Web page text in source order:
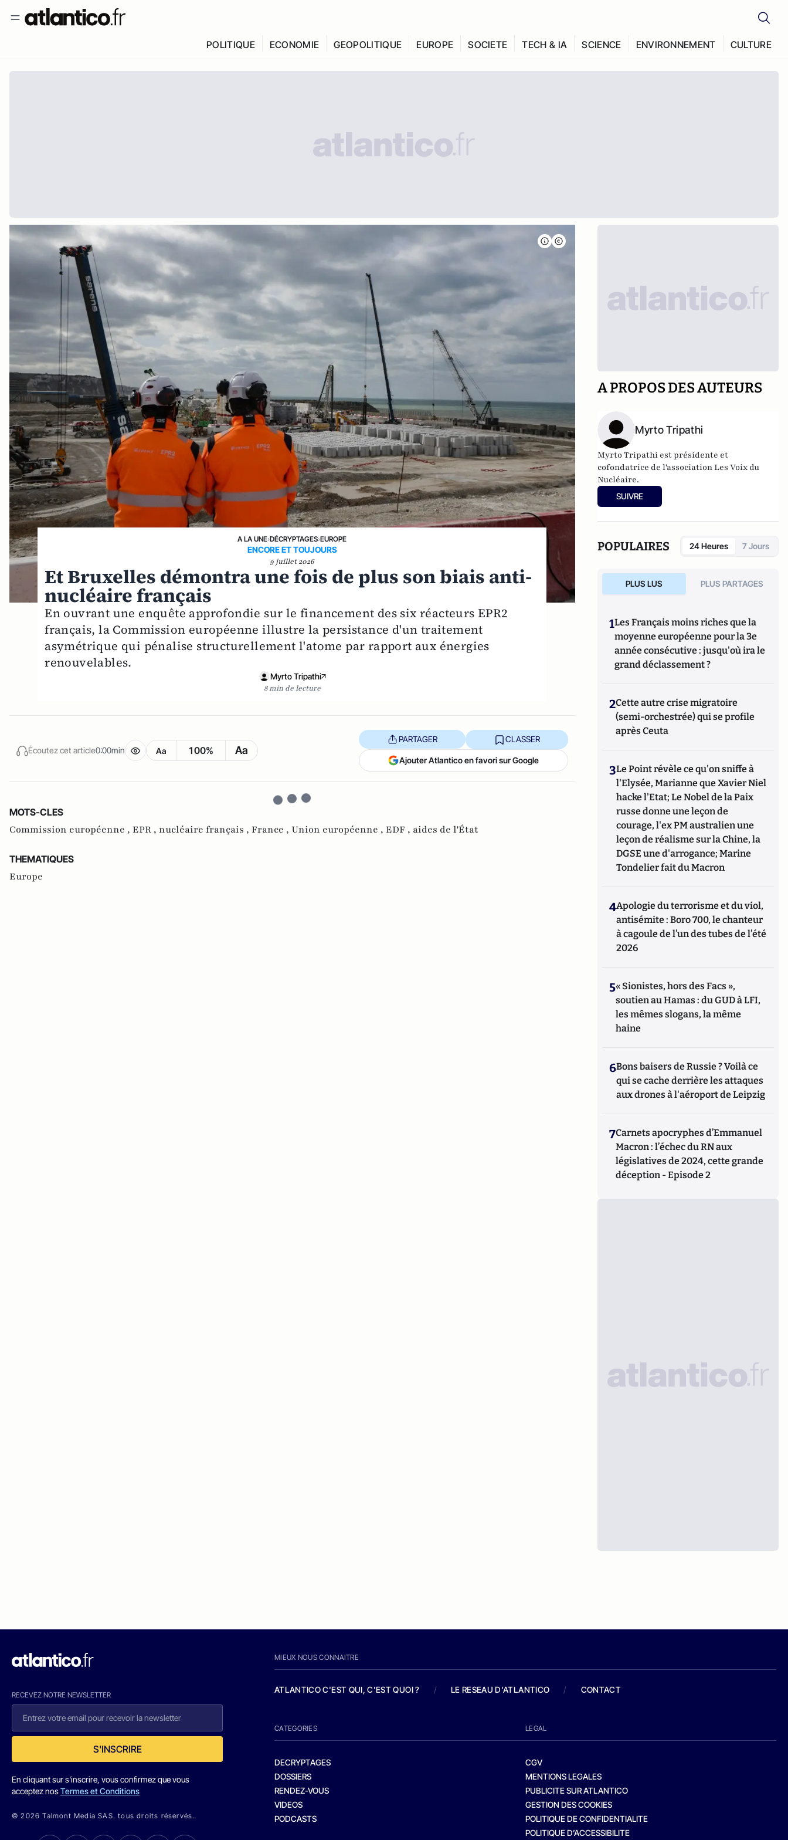
POLITIQUE ECONOMIE GEOPOLITIQUE EUROPE SOCIETE TECH & IA SCIENCE ENVIRONNEMENT CULTURE
A LA UNE›DÉCRYPTAGES›EUROPE
ENCORE ET TOUJOURS
9 juillet 2026
Et Bruxelles démontra une fois de plus son biais anti-
nucléaire français
En ouvrant une enquête approfondie sur le financement des six réacteurs EPR2
français, la Commission européenne illustre la persistance d'un traitement
asymétrique qui pénalise structurellement l'atome par rapport aux énergies
renouvelables.
Myrto Tripathi
8 min de lecture
Écoutez cet article0:00min Aa 100% Aa
PARTAGER CLASSER
Ajouter Atlantico en favori sur Google
MOTS-CLES
Commission européenne , EPR , nucléaire français , France , Union européenne , EDF , aides de l'État
THEMATIQUES
Europe
A PROPOS DES AUTEURS
Myrto Tripathi
Myrto Tripathi est présidente et
cofondatrice de l'association Les Voix du
Nucléaire.
SUIVRE
POPULAIRES 24 Heures 7 Jours
PLUS LUS PLUS PARTAGES
1Les Français moins riches que la
moyenne européenne pour la 3e
année consécutive : jusqu'où ira le
grand déclassement ?
2Cette autre crise migratoire
(semi-orchestrée) qui se profile
après Ceuta
3Le Point révèle ce qu'on sniffe à
l'Elysée, Marianne que Xavier Niel
hacke l'Etat; Le Nobel de la Paix
russe donne une leçon de
courage, l'ex PM australien une
leçon de réalisme sur la Chine, la
DGSE une d'arrogance; Marine
Tondelier fait du Macron
4Apologie du terrorisme et du viol,
antisémite : Boro 700, le chanteur
à cagoule de l’un des tubes de l’été
2026
5« Sionistes, hors des Facs »,
soutien au Hamas : du GUD à LFI,
les mêmes slogans, la même
haine
6Bons baisers de Russie ? Voilà ce
qui se cache derrière les attaques
aux drones à l'aéroport de Leipzig
7Carnets apocryphes d’Emmanuel
Macron : l’échec du RN aux
législatives de 2024, cette grande
déception - Episode 2
RECEVEZ NOTRE NEWSLETTER
S'INSCRIRE
En cliquant sur s'inscrire, vous confirmez que vous
acceptez nosTermes et Conditions
© 2026 Talmont Media SAS. tous droits réservés.
MIEUX NOUS CONNAITRE
ATLANTICO C'EST QUI, C'EST QUOI ? / LE RESEAU D'ATLANTICO / CONTACT
CATEGORIES
DECRYPTAGES
DOSSIERS
RENDEZ-VOUS
VIDEOS
PODCASTS
LEGAL
CGV
MENTIONS LEGALES
PUBLICITE SUR ATLANTICO
GESTION DES COOKIES
POLITIQUE DE CONFIDENTIALITE
POLITIQUE D’ACCESSIBILITE